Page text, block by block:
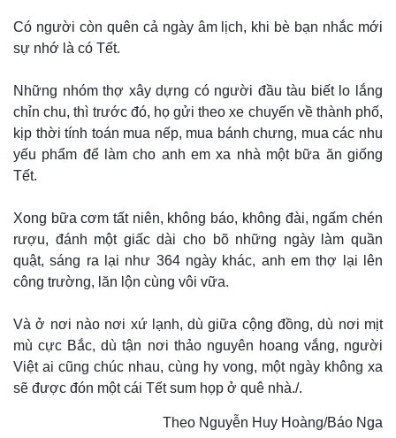
Có người còn quên cả ngày âm lịch, khi bè bạn nhắc mới
sự nhớ là có Tết.
Những nhóm thợ xây dựng có người đầu tàu biết lo lắng
chỉn chu, thì trước đó, họ gửi theo xe chuyến về thành phố,
kịp thời tính toán mua nếp, mua bánh chưng, mua các nhu
yếu phẩm để làm cho anh em xa nhà một bữa ăn giống
Tết.
Xong bữa cơm tất niên, không báo, không đài, ngấm chén
rượu, đánh một giấc dài cho bõ những ngày làm quần
quật, sáng ra lại như 364 ngày khác, anh em thợ lại lên
công trường, lăn lộn cùng vôi vữa.
Và ở nơi nào nơi xứ lạnh, dù giữa cộng đồng, dù nơi mịt
mù cực Bắc, dù tận nơi thảo nguyên hoang vắng, người
Việt ai cũng chúc nhau, cùng hy vong, một ngày không xa
sẽ được đón một cái Tết sum họp ở quê nhà./.
Theo Nguyễn Huy Hoàng/Báo Nga